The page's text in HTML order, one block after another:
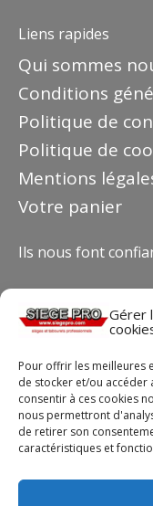
Gérer
Pour offrir les meilleures
de stocker et/ou accéder
consentir à ces cookies
nous permettront
de retirer son
caractéristiques et
Liens rapides
Qui sommes
Conditions
Politique de
Politique de
Mentions
Votre panier
Ils nous font
Contact
Téléphone :